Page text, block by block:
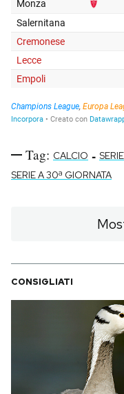
Tag: CALCIO -
SERIE A 30ª GIORNATA
CONSIGLIATI